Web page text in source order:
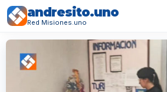
andresito.uno
Red Misiones.uno